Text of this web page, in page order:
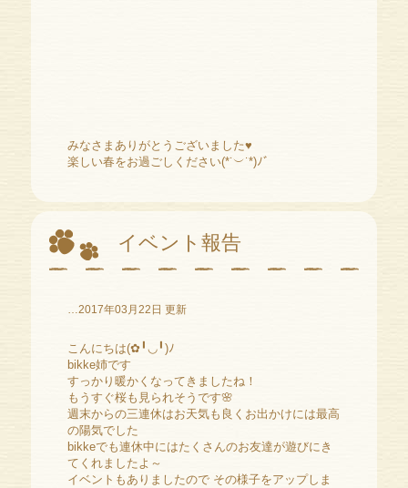
みなさまありがとうございました♥️
楽しい春をお過ごしください(*˙︶˙*)ﾉﾞ
イベント報告
…2017年03月22日 更新
こんにちは(✿╹◡╹)ﾉ
bikke姉です
すっかり暖かくなってきましたね！
もうすぐ桜も見られそうです🌸
週末からの三連休はお天気も良くお出かけには最高
の陽気でした
bikkeでも連休中にはたくさんのお友達が遊びにき
てくれましたよ～
イベントもありましたので その様子をアップしま